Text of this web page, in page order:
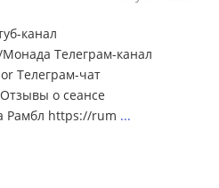
канал
Телеграм-канал
Телеграм-чат
о сеансе
Рамбл https://rum ...